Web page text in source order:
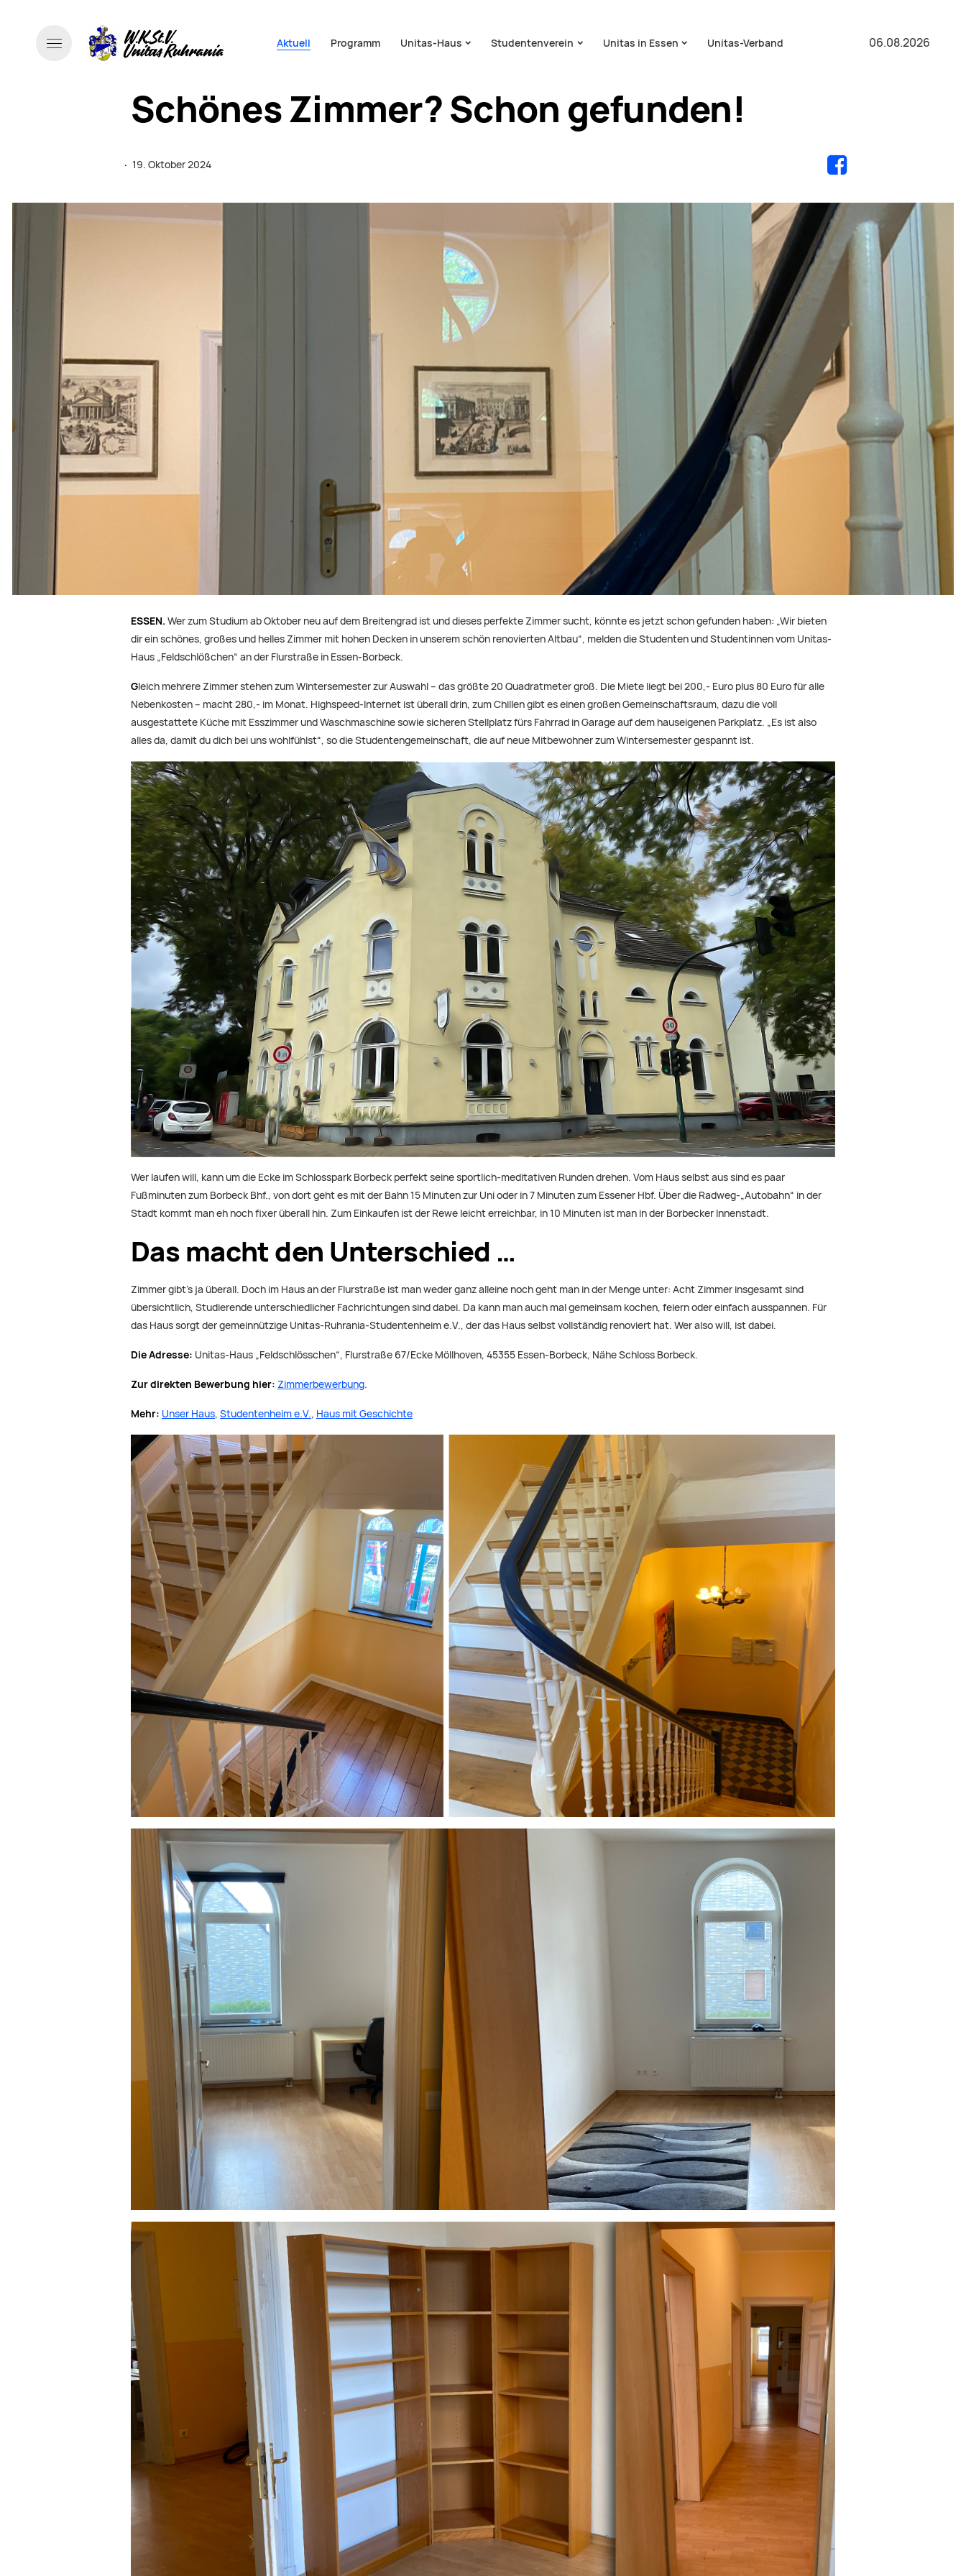
Navigation überspringen
Aktuell Programm Unitas-Haus Studentenverein Unitas in Essen Unitas-Verband 06.08.2026
Schönes Zimmer? Schon gefunden!
· 19. Oktober 2024
ESSEN. Wer zum Studium ab Oktober neu auf dem Breitengrad ist und dieses perfekte Zimmer sucht, könnte es jetzt schon gefunden haben: „Wir bieten
dir ein schönes, großes und helles Zimmer mit hohen Decken in unserem schön renovierten Altbau“, melden die Studenten und Studentinnen vom Unitas-
Haus „Feldschlößchen“ an der Flurstraße in Essen-Borbeck.
Gleich mehrere Zimmer stehen zum Wintersemester zur Auswahl – das größte 20 Quadratmeter groß. Die Miete liegt bei 200,- Euro plus 80 Euro für alle
Nebenkosten – macht 280,- im Monat. Highspeed-Internet ist überall drin, zum Chillen gibt es einen großen Gemeinschaftsraum, dazu die voll
ausgestattete Küche mit Esszimmer und Waschmaschine sowie sicheren Stellplatz fürs Fahrrad in Garage auf dem hauseigenen Parkplatz. „Es ist also
alles da, damit du dich bei uns wohlfühlst“, so die Studentengemeinschaft, die auf neue Mitbewohner zum Wintersemester gespannt ist.
Wer laufen will, kann um die Ecke im Schlosspark Borbeck perfekt seine sportlich-meditativen Runden drehen. Vom Haus selbst aus sind es paar
Fußminuten zum Borbeck Bhf., von dort geht es mit der Bahn 15 Minuten zur Uni oder in 7 Minuten zum Essener Hbf. Über die Radweg-„Autobahn“ in der
Stadt kommt man eh noch fixer überall hin. Zum Einkaufen ist der Rewe leicht erreichbar, in 10 Minuten ist man in der Borbecker Innenstadt.
Das macht den Unterschied …
Zimmer gibt’s ja überall. Doch im Haus an der Flurstraße ist man weder ganz alleine noch geht man in der Menge unter: Acht Zimmer insgesamt sind
übersichtlich, Studierende unterschiedlicher Fachrichtungen sind dabei. Da kann man auch mal gemeinsam kochen, feiern oder einfach ausspannen. Für
das Haus sorgt der gemeinnützige Unitas-Ruhrania-Studentenheim e.V., der das Haus selbst vollständig renoviert hat. Wer also will, ist dabei.
Die Adresse: Unitas-Haus „Feldschlösschen“, Flurstraße 67/Ecke Möllhoven, 45355 Essen-Borbeck, Nähe Schloss Borbeck.
Zur direkten Bewerbung hier: Zimmerbewerbung.
Mehr: Unser Haus, Studentenheim e.V., Haus mit Geschichte